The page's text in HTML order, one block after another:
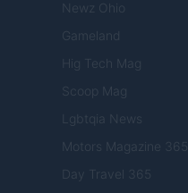
Newz Ohio
Gameland
Hig Tech Mag
Scoop Mag
Lgbtqia News
Motors Magazine 365
Day Travel 365